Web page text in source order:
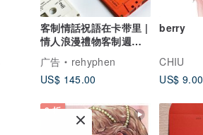
客制情話祝語在卡带里 |
情人浪漫禮物客制週年
紀念贺卡10张超值套
广告
rehyphen
US$ 145.00
berry
CHIU
US$ 9.00
9 折